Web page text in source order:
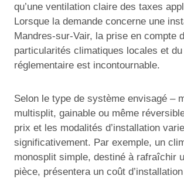
qu’une ventilation claire des taxes
Lorsque la demande concerne une
Mandres-sur-Vair, la prise en compte
particularités climatiques locales et
réglementaire est incontournable.
Selon le type de système envisagé –
multisplit, gainable ou même
prix et les modalités d’installation
significativement. Par exemple, un
monosplit simple, destiné à rafraîchir
pièce, présentera un coût